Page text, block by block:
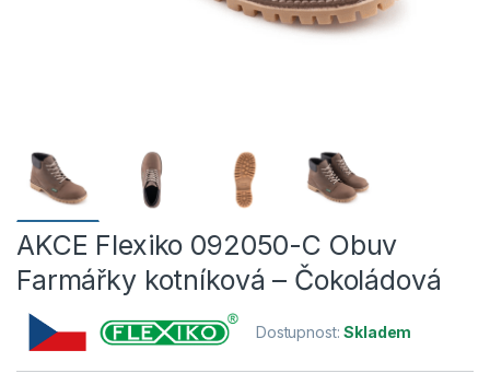
AKCE Flexiko 092050-C Obuv
Farmářky kotníková – Čokoládová
Dostupnost:Skladem